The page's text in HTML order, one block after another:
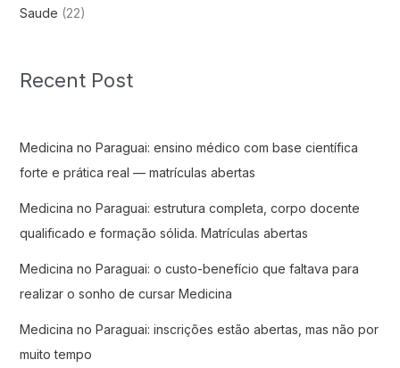
Saude (22)
Recent Post
Medicina no Paraguai: ensino médico com base científica
forte e prática real — matrículas abertas
Medicina no Paraguai: estrutura completa, corpo docente
qualificado e formação sólida. Matrículas abertas
Medicina no Paraguai: o custo-benefício que faltava para
realizar o sonho de cursar Medicina
Medicina no Paraguai: inscrições estão abertas, mas não por
muito tempo